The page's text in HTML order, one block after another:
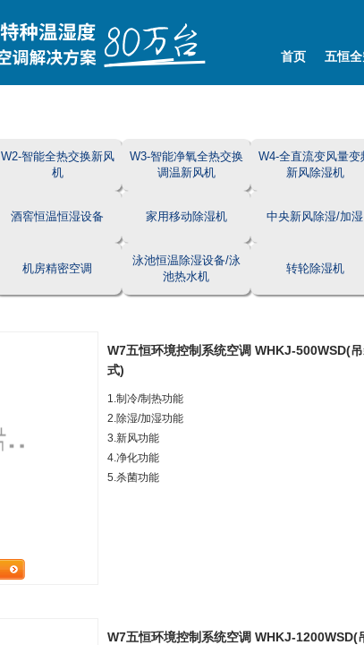
首页 五恒
W2-智能全热交换新风
机
W3-智能净氧全热交换
调温新风机
W4-全直流变风量变
新风除湿机
酒窖恒温恒湿设备 家用移动除湿机 中央新风除湿/加湿
机房精密空调
泳池恒温除湿设备/泳
池热水机
转轮除湿机
W7五恒环境控制系统空调 WHKJ-500WSD(
式)
1.制冷/制热功能
2.除湿/加湿功能
3.新风功能
4.净化功能
5.杀菌功能
W7五恒环境控制系统空调 WHKJ-1200WSD(